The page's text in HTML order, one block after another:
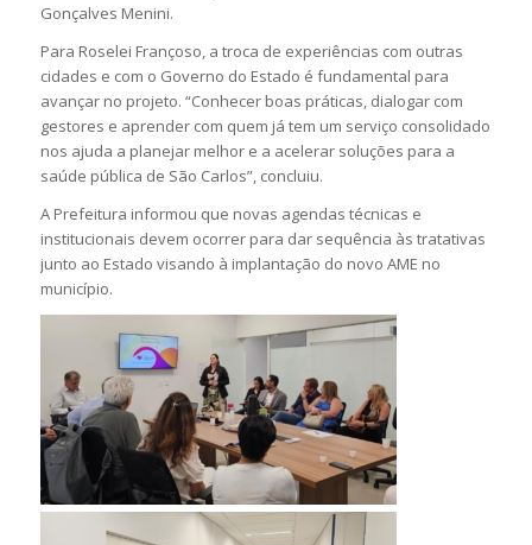
Gonçalves Menini.
Para Roselei Françoso, a troca de experiências com outras
cidades e com o Governo do Estado é fundamental para
avançar no projeto. “Conhecer boas práticas, dialogar com
gestores e aprender com quem já tem um serviço consolidado
nos ajuda a planejar melhor e a acelerar soluções para a
saúde pública de São Carlos”, concluiu.
A Prefeitura informou que novas agendas técnicas e
institucionais devem ocorrer para dar sequência às tratativas
junto ao Estado visando à implantação do novo AME no
município.